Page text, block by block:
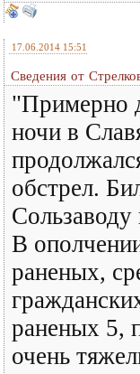
17.06.2014 15:51
Сведения от
"Примерно
ночи в
обстрел.
В
раненых,
раненых 5,
очень